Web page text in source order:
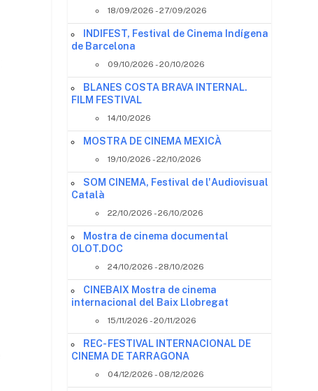
18/09/2026 - 27/09/2026
INDIFEST, Festival de Cinema Indígena
de Barcelona
09/10/2026 - 20/10/2026
BLANES COSTA BRAVA INTERNAL.
FILM FESTIVAL
14/10/2026
MOSTRA DE CINEMA MEXICÀ
19/10/2026 - 22/10/2026
SOM CINEMA, Festival de l'Audiovisual
Català
22/10/2026 - 26/10/2026
Mostra de cinema documental
OLOT.DOC
24/10/2026 - 28/10/2026
CINEBAIX Mostra de cinema
internacional del Baix Llobregat
15/11/2026 - 20/11/2026
REC- FESTIVAL INTERNACIONAL DE
CINEMA DE TARRAGONA
04/12/2026 - 08/12/2026